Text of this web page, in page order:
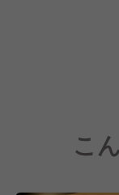
も増え、幅広
いから特別な
こ